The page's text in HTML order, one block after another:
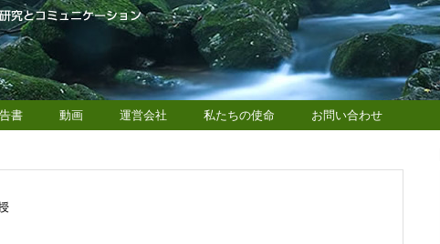
書 動画 運営会社 私たちの使命 お問い合わせ